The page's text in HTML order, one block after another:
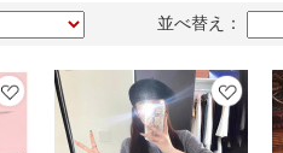
並べ替え：